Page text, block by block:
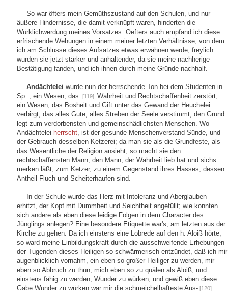
So war öfters mein Gemüthszustand auf den Schulen, und nur
äußere Hindernisse, die damit verknüpft waren, hinderten die
Würklichwerdung meines Vorsatzes. Oefters auch empfand ich diese
erfrischende Wehungen in einem meiner letzten Verhältnisse, von dem
ich am Schlusse dieses Aufsatzes etwas erwähnen werde; freylich
wurden sie jetzt stärker und anhaltender, da sie meine nachherige
Bestätigung fanden, und ich ihnen durch meine Gründe nachhalf.
Andächtelei wurde nun der herrschende Ton bei dem Studenten in
Sp..; ein Wesen, das
[119] Wahrheit und Rechtschaffenheit zerstört;
ein Wesen, das Bosheit und Gift unter das Gewand der Heuchelei
verbirgt; das alles Gute, alles Streben der Seele verstimmt, den Grund
legt zum verdorbensten und gemeinschädlichsten Menschen. Wo
Andächtelei herrscht, ist der gesunde Menschenverstand Sünde, und
der Gebrauch desselben Ketzerei; da man sie als die Grundfeste, als
das Wesentliche der Religion ansieht, so macht sie den
rechtschaffensten Mann, den Mann, der Wahrheit lieb hat und sichs
merken läßt, zum Ketzer, zu einem Gegenstand ihres Hasses, dessen
Antheil Fluch und Scheiterhaufen sind.
In der Schule wurde das Herz mit Intoleranz und Aberglauben
erhitzt, der Kopf mit Dummheit und Seichtheit angefüllt; wie konnten
sich andere als eben diese leidige Folgen in dem Character des
Jünglings anlegen? Eine besondere Etiquette war's, am letzten aus der
Kirche zu gehen. Da ich einstens eine Lobrede auf den h. Aloiß hörte,
so ward meine Einbildungskraft durch die ausschweifende Erhebungen
der Tugenden dieses Heiligen so schwärmerisch entzündet, daß ich mir
augenblicklich vornahm, ein eben so großer Heiliger zu werden, mir
eben so Abbruch zu thun, mich eben so zu quälen als Aloiß, und
einstens fähig zu werden, Wunder zu würken, und gewiß eben diese
Gabe Wunder zu würken war mir die schmeichelhafteste Aus- [120]